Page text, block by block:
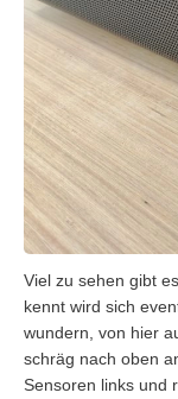
Viel zu sehen gibt
kennt wird sich
wundern, von hier
schräg nach oben
Sensoren links und